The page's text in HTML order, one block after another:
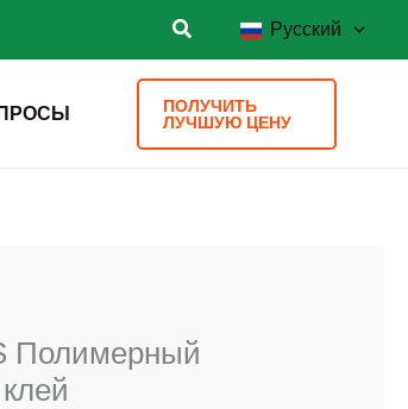
Русский
ПОЛУЧИТЬ
ЛУЧШУЮ ЦЕНУ
Полимерный